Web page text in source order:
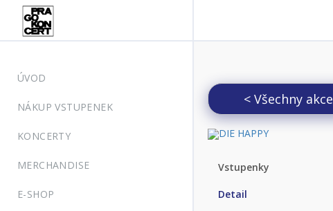
ÚVOD
NÁKUP VSTUPENEK
KONCERTY
MERCHANDISE
E-SHOP
< Všechny akce
Vstupenky
Detail